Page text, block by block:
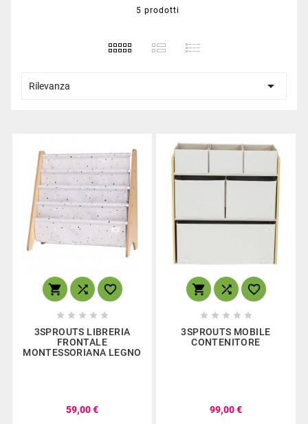
5 prodotti
Rilevanza 
  
    
3SPROUTS LIBRERIA
FRONTALE
MONTESSORIANA LEGNO
59,00 €
  
    
3SPROUTS MOBILE
CONTENITORE
99,00 €